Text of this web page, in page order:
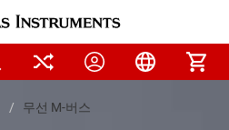
무선 M-버스